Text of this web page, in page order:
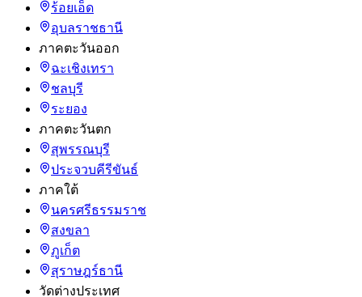
ร้อยเอ็ด
อุบลราชธานี
ภาคตะวันออก
ฉะเชิงเทรา
ชลบุรี
ระยอง
ภาคตะวันตก
สุพรรณบุรี
ประจวบคีรีขันธ์
ภาคใต้
นครศรีธรรมราช
สงขลา
ภูเก็ต
สุราษฎร์ธานี
วัดต่างประเทศ